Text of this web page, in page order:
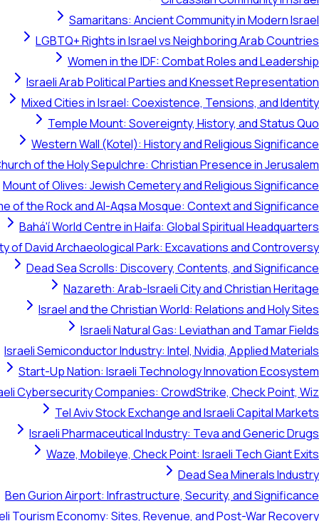
Samaritans: Ancient Community in Modern Israel
LGBTQ+ Rights in Israel vs Neighboring Arab Countries
Women in the IDF: Combat Roles and Leadership
Israeli Arab Political Parties and Knesset Representation
Mixed Cities in Israel: Coexistence, Tensions, and Identity
Temple Mount: Sovereignty, History, and Status Quo
Western Wall (Kotel): History and Religious Significance
of the Holy Sepulchre: Christian Presence in Jerusalem
Mount of Olives: Jewish Cemetery and Religious Significance
of the Rock and Al-Aqsa Mosque: Context and Significance
Bahá'í World Centre in Haifa: Global Spiritual Headquarters
of David Archaeological Park: Excavations and Controversy
Dead Sea Scrolls: Discovery, Contents, and Significance
Nazareth: Arab-Israeli City and Christian Heritage
Israel and the Christian World: Relations and Holy Sites
Israeli Natural Gas: Leviathan and Tamar Fields
Israeli Semiconductor Industry: Intel, Nvidia, Applied Materials
Start-Up Nation: Israeli Technology Innovation Ecosystem
Cybersecurity Companies: CrowdStrike, Check Point, Wiz
Tel Aviv Stock Exchange and Israeli Capital Markets
Israeli Pharmaceutical Industry: Teva and Generic Drugs
Waze, Mobileye, Check Point: Israeli Tech Giant Exits
Dead Sea Minerals Industry
Ben Gurion Airport: Infrastructure, Security, and Significance
Tourism Economy: Sites, Revenue, and Post-War Recovery